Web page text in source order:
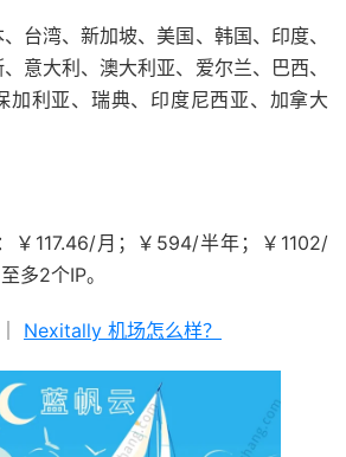
台湾、新加坡、美国、韩国、印度、
意大利、澳大利亚、爱尔兰、巴西、
加利亚、瑞典、印度尼西亚、加拿大
￥117.46/月；￥594/半年；￥1102/
多2个IP。
Nexitally 机场怎么样？